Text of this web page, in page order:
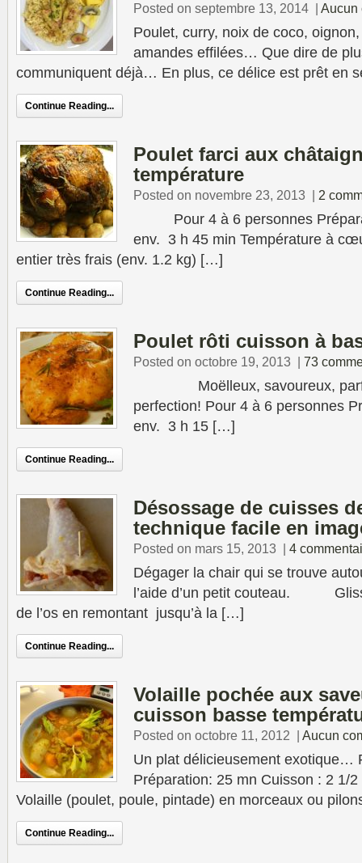
Posted on septembre 13, 2014 | Aucun
Poulet, curry, noix de coco,
amandes effilées… Que dire de
communiquent déjà… En plus, ce délice est prêt en
Continue Reading...
Poulet farci aux
température
Posted on novembre 23, 2013 | 2
Pour 4 à 6 personnes
env. 3 h 45 min Température à
entier très frais (env. 1.2 kg) […]
Continue Reading...
Poulet rôti cuisson à
Posted on octobre 19, 2013 | 73
Moëlleux, savoureux,
perfection! Pour 4 à 6 personnes
env. 3 h 15 […]
Continue Reading...
Désossage de cuisses
technique facile en
Posted on mars 15, 2013 | 4
Dégager la chair qui se trouve
l’aide d’un petit couteau.
de l’os en remontant jusqu’à la […]
Continue Reading...
Volaille pochée aux
cuisson basse
Posted on octobre 11, 2012 | Aucun
Un plat délicieusement exotique…
Préparation: 25 mn Cuisson : 2 1/
Volaille (poulet, poule, pintade) en morceaux ou
Continue Reading...